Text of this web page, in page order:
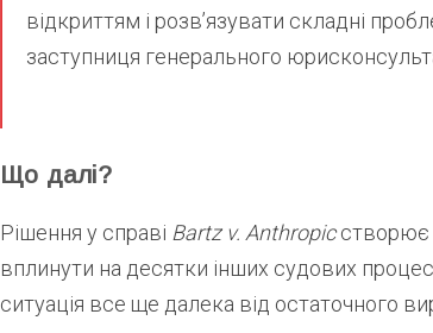
відкриттям і розв’язувати складні
заступниця генерального
Що далі?
Рішення у справі Bartz v. Anthropicстворює
вплинути на десятки інших судових
ситуація все ще далека від остаточного